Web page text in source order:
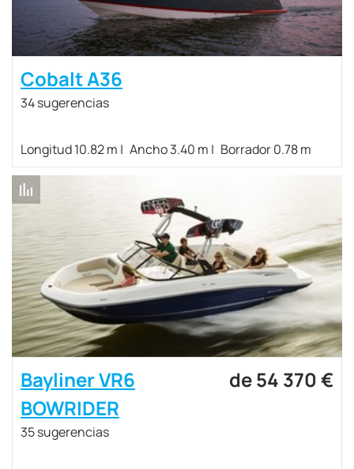
Cobalt A36
34 sugerencias
Longitud 10.82 m Ancho 3.40 m Borrador 0.78 m
Bayliner VR6
BOWRIDER
35 sugerencias
de 54 370 €